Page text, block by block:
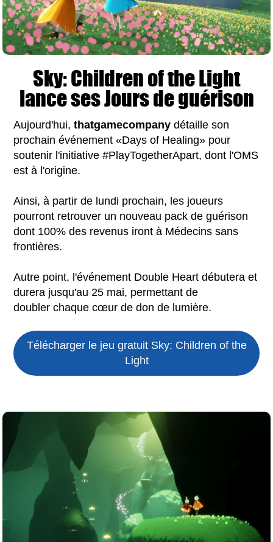
Sky: Children of the Light
lance ses Jours de guérison
Aujourd'hui,thatgamecompany détaille son
prochain événement «Days of Healing» pour
soutenir l'initiative #PlayTogetherApart, dont l'OMS
est à l'origine.
Ainsi, à partir de lundi prochain, les joueurs
pourront retrouver un nouveau pack de guérison
dont 100% des revenus iront à Médecins sans
frontières.
Autre point, l'événement Double Heart débutera et
durera jusqu'au 25 mai, permettant de
doubler chaque cœur de don de lumière.
Télécharger le jeu gratuit Sky: Children of the
Light